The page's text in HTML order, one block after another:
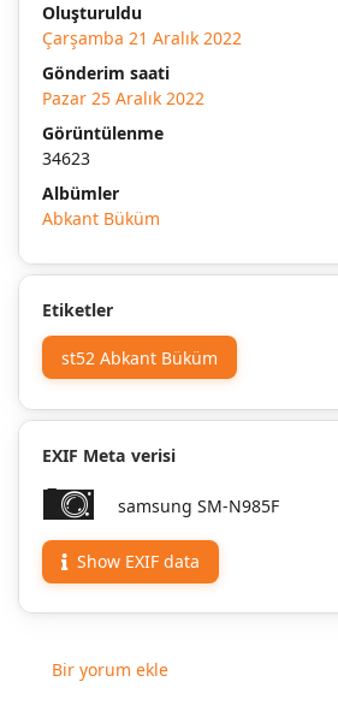
Oluşturuldu
Çarşamba 21 Aralık 2022
Gönderim saati
Pazar 25 Aralık 2022
Görüntülenme
34623
Albümler
Abkant Büküm
Etiketler
st52 Abkant Büküm
EXIF Meta verisi
samsung SM-N985F
Show EXIF data
Bir yorum ekle